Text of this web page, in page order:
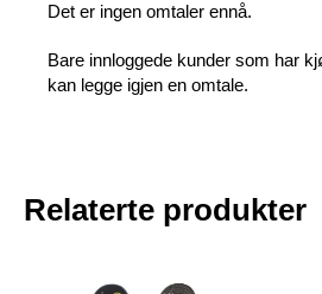
Det er ingen omtaler ennå.
Bare innloggede kunder som har
kan legge igjen en omtale.
Relaterte produkter